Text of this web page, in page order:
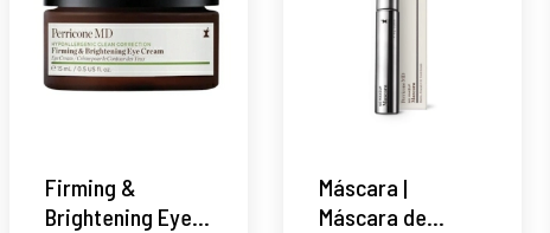
Firming &
Brightening Eye
Máscara |
Máscara de